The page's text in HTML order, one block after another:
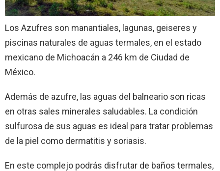
Los Azufres son manantiales, lagunas, geiseres y
piscinas naturales de aguas termales, en el estado
mexicano de Michoacán a 246 km de Ciudad de
México.
Además de azufre, las aguas del balneario son ricas
en otras sales minerales saludables. La condición
sulfurosa de sus aguas es ideal para tratar problemas
de la piel como dermatitis y soriasis.
En este complejo podrás disfrutar de baños termales,